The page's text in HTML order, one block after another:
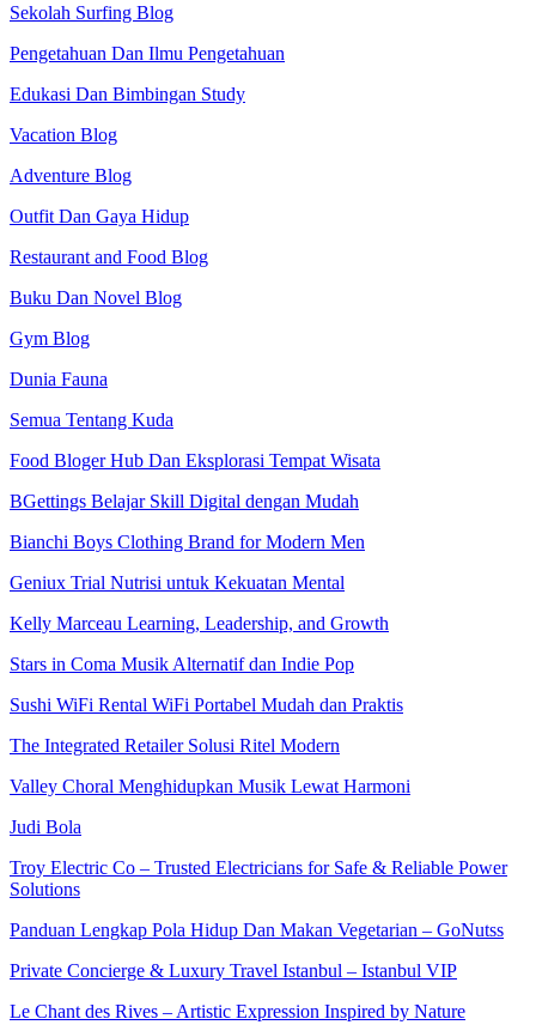
Sekolah Surfing Blog
Pengetahuan Dan Ilmu Pengetahuan
Edukasi Dan Bimbingan Study
Vacation Blog
Adventure Blog
Outfit Dan Gaya Hidup
Restaurant and Food Blog
Buku Dan Novel Blog
Gym Blog
Dunia Fauna
Semua Tentang Kuda
Food Bloger Hub Dan Eksplorasi Tempat Wisata
BGettings Belajar Skill Digital dengan Mudah
Bianchi Boys Clothing Brand for Modern Men
Geniux Trial Nutrisi untuk Kekuatan Mental
Kelly Marceau Learning, Leadership, and Growth
Stars in Coma Musik Alternatif dan Indie Pop
Sushi WiFi Rental WiFi Portabel Mudah dan Praktis
The Integrated Retailer Solusi Ritel Modern
Valley Choral Menghidupkan Musik Lewat Harmoni
Judi Bola
Troy Electric Co – Trusted Electricians for Safe & Reliable Power
Solutions
Panduan Lengkap Pola Hidup Dan Makan Vegetarian – GoNutss
Private Concierge & Luxury Travel Istanbul – Istanbul VIP
Le Chant des Rives – Artistic Expression Inspired by Nature